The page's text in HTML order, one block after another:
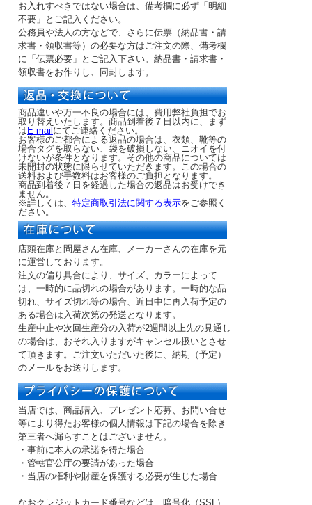
お入れすべきではない場合は、備考欄に必ず「明細
不要」とご記入ください。
公務員や法人の方などで、さらに伝票（納品書・請
求書・領収書等）の必要な方はご注文の際、備考欄
に「伝票必要」とご記入下さい。納品書・請求書・
領収書をお作りし、同封します。
商品違いや万一不良の場合には、費用弊社負担でお
取り替えいたします。商品到着後７日以内に、まず
は E-mail にてご連絡ください。
お客様のご都合による返品の場合は、衣類、靴等の
場合タグを取らない、袋を破損しない、ニオイを付
けないが条件となります。その他の商品については
未開封の状態に限らせていただきます。この場合の
送料および手数料はお客様のご負担となります。
商品到着後７日を経過した場合の返品はお受けでき
ません。
※詳しくは、 特定商取引法に関する表示をご参照く
ださい。
店頭在庫と問屋さん在庫、メーカーさんの在庫を元
に運営しております。
注文の偏り具合により、サイズ、カラーによって
は、一時的に品切れの場合があります。一時的な品
切れ、サイズ切れ等の場合、近日中に再入荷予定の
ある場合は入荷次第の発送となります。
生産中止や次回生産分の入荷が2週間以上先の見通し
の場合は、おそれ入りますがキャンセル扱いとさせ
て頂きます。ご注文いただいた後に、納期（予定）
のメールをお送りします。
当店では、商品購入、プレゼント応募、お問い合せ
等により得たお客様の個人情報は下記の場合を除き
第三者へ漏らすことはございません。
・事前に本人の承諾を得た場合
・管轄官公庁の要請があった場合
・当店の権利や財産を保護する必要が生じた場合
なおクレジットカード番号などは、暗号化（SSL）